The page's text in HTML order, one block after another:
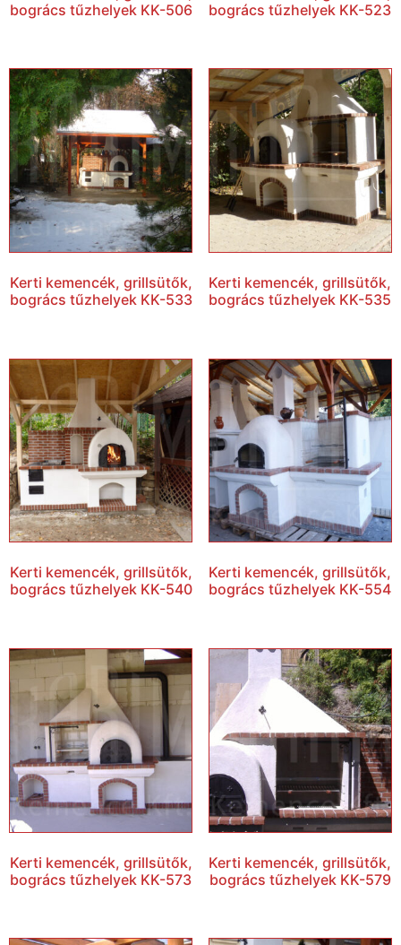
bogrács tűzhelyek KK-506
bogrács tűzhelyek KK-523
Kerti kemencék, grillsütők,
bogrács tűzhelyek KK-533
Kerti kemencék, grillsütők,
bogrács tűzhelyek KK-535
Kerti kemencék, grillsütők,
bogrács tűzhelyek KK-540
Kerti kemencék, grillsütők,
bogrács tűzhelyek KK-554
Kerti kemencék, grillsütők,
bogrács tűzhelyek KK-573
Kerti kemencék, grillsütők,
bogrács tűzhelyek KK-579